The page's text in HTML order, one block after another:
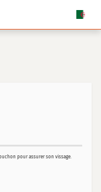
pour assurer son vissage.